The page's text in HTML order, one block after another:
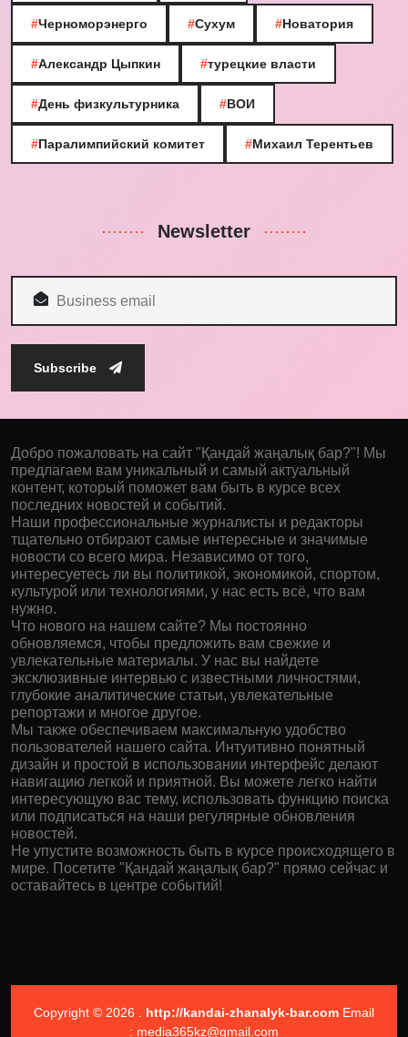
#Черноморэнерго #Сухум #Новатория
#Александр Цыпкин #турецкие власти
#День физкультурника #ВОИ
#Паралимпийский комитет #Михаил Терентьев
Newsletter
Subscribe
Добро пожаловать на сайт "Қандай жаңалық бар?"! Мы
предлагаем вам уникальный и самый актуальный
контент, который поможет вам быть в курсе всех
последних новостей и событий.
Наши профессиональные журналисты и редакторы
тщательно отбирают самые интересные и значимые
новости со всего мира. Независимо от того,
интересуетесь ли вы политикой, экономикой, спортом,
культурой или технологиями, у нас есть всё, что вам
нужно.
Что нового на нашем сайте? Мы постоянно
обновляемся, чтобы предложить вам свежие и
увлекательные материалы. У нас вы найдете
эксклюзивные интервью с известными личностями,
глубокие аналитические статьи, увлекательные
репортажи и многое другое.
Мы также обеспечиваем максимальную удобство
пользователей нашего сайта. Интуитивно понятный
дизайн и простой в использовании интерфейс делают
навигацию легкой и приятной. Вы можете легко найти
интересующую вас тему, использовать функцию поиска
или подписаться на наши регулярные обновления
новостей.
Не упустите возможность быть в курсе происходящего в
мире. Посетите "Қандай жаңалық бар?" прямо сейчас и
оставайтесь в центре событий!
Copyright © 2026 . http://kandai-zhanalyk-bar.com Email
: media365kz@gmail.com